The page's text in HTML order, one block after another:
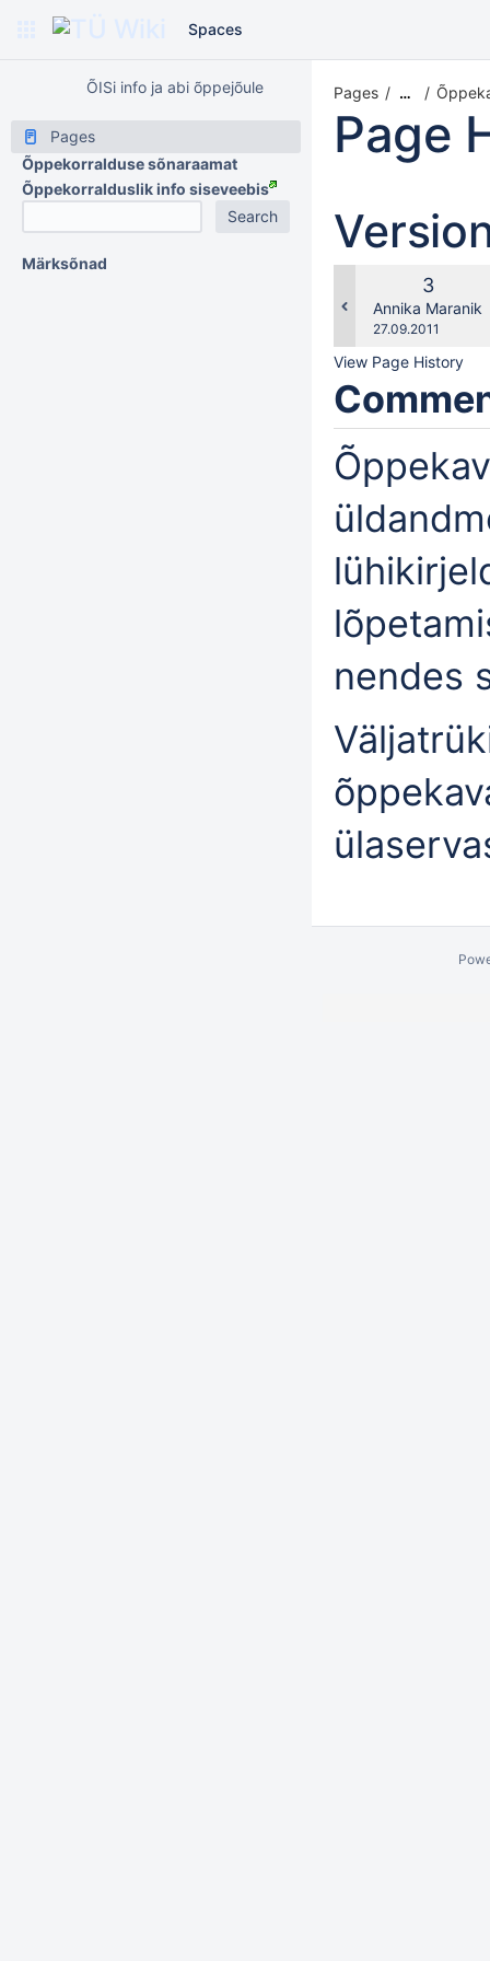
Spaces
ÕISi info ja abi õppejõule
Pages
Õppekorralduse sõnaraamat
Õppekorralduslik info siseveebis
Märksõnad
Pages …
Page
Old
Version
3
Annika Maranik
Saved
27.09.2011
View Page History
nendes